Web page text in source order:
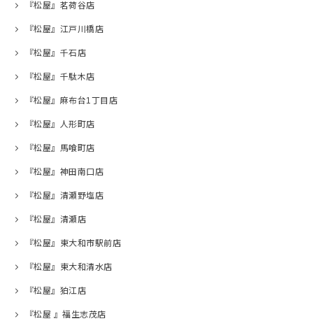
『松屋』茗荷谷店
『松屋』江戸川橋店
『松屋』千石店
『松屋』千駄木店
『松屋』麻布台1丁目店
『松屋』人形町店
『松屋』馬喰町店
『松屋』神田南口店
『松屋』清瀬野塩店
『松屋』清瀬店
『松屋』東大和市駅前店
『松屋』東大和清水店
『松屋』狛江店
『松屋 』福生志茂店